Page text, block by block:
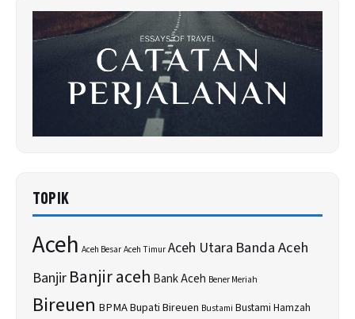
TOPIK
Aceh Aceh BesarAceh TimurAceh Utara Banda Aceh
BanjirBanjir aceh Bank Aceh Bener Meriah
Bireuen BPMABupati Bireuen Bustami Bustami Hamzah